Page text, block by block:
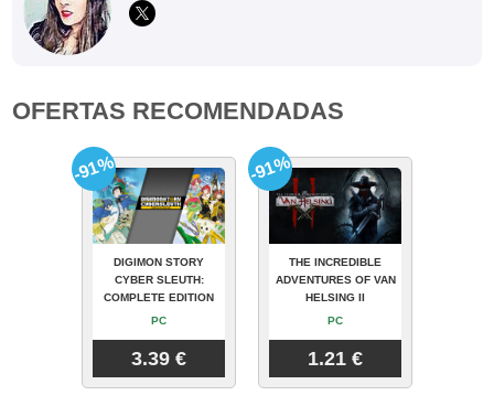
OFERTAS RECOMENDADAS
DIGIMON STORY
CYBER SLEUTH:
COMPLETE EDITION
PC
3.39 €
-91%
THE INCREDIBLE
ADVENTURES OF VAN
HELSING II
PC
1.21 €
-91%